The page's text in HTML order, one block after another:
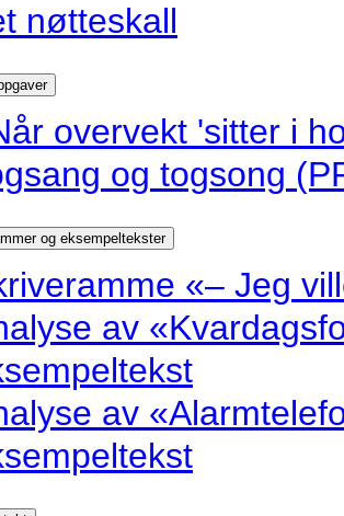
nøtteskall
overvekt 'sitter i
og togsong
og eksempeltekster
«– Jeg
av
av